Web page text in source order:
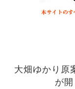
大畑ゆかり原
が